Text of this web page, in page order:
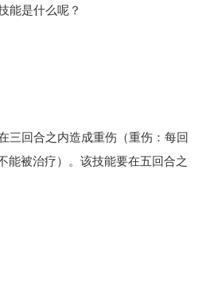
能是什么呢？
三回合之内造成重伤（重伤：每回
能被治疗）。该技能要在五回合之